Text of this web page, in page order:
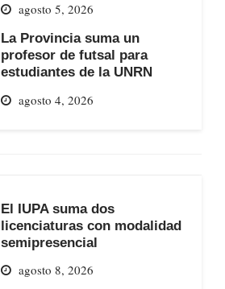
agosto 5, 2026
La Provincia suma un
profesor de futsal para
estudiantes de la UNRN
agosto 4, 2026
El IUPA suma dos
licenciaturas con modalidad
semipresencial
agosto 8, 2026